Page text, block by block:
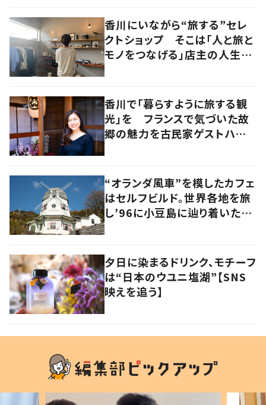
香川にいながら“旅する”セレ
クトショップ そこは「人と旅と
モノをつなげる」店主の人生観
香川で「暮らすように旅する観
光」を フランスで気づいた故
郷の魅力を古民家ゲストハウス
“オランダ風車”を模したカフェ
はセルフビルド。世界各地を旅
し’96に小豆島に辿り着いた家
夕日に染まるドリンク、モチーフ
は“日本のウユニ塩湖”【SNS
映えを追う】